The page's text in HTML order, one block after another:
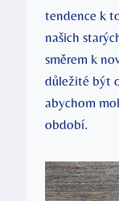
tendence k
našich
směrem k
důležité být
abychom
období.